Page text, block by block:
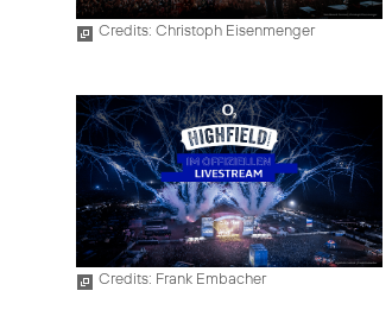
Credits: Christoph Eisenmenger
Credits: Frank Embacher